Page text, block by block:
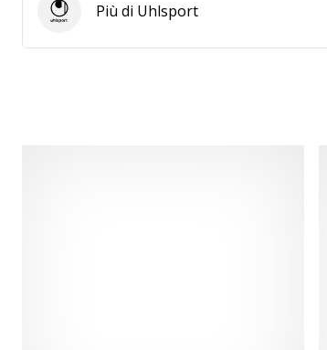
UhlsportPiù di Uhlsport